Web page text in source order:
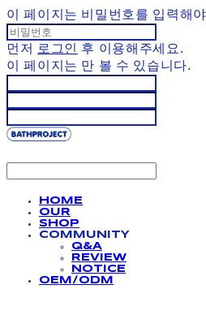
이 페이지는 비밀번호를 입력해
먼저 로그인 후 이용해주세요.
이 페이지는 만 볼 수 있습니다.
HOME
OUR
SHOP
COMMUNITY
Q&A
REVIEW
NOTICE
OEM/ODM